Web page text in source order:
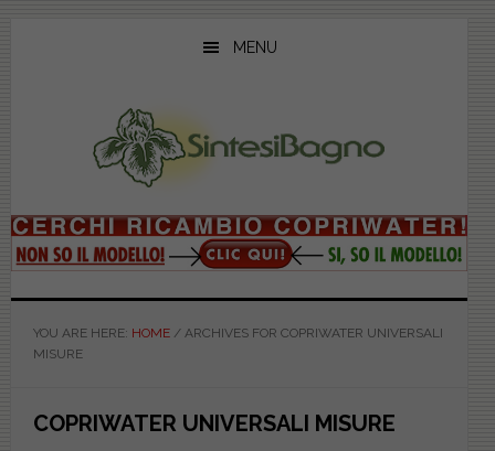
MENU
YOU ARE HERE: HOME /ARCHIVES FOR COPRIWATER UNIVERSALI
MISURE
COPRIWATER UNIVERSALI MISURE